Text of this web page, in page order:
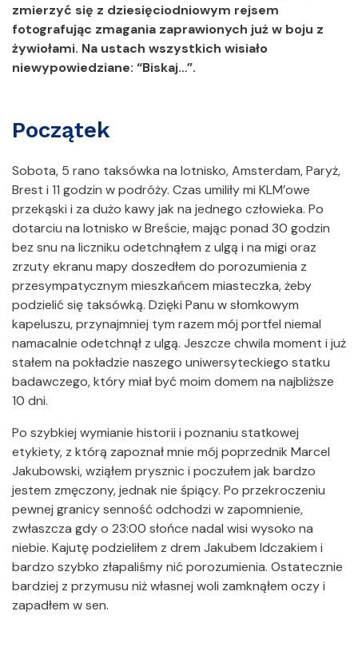
zmierzyć się z dziesięciodniowym rejsem
fotografując zmagania zaprawionych już w boju z
żywiołami. Na ustach wszystkich wisiało
niewypowiedziane: “Biskaj…”.
Początek
Sobota, 5 rano taksówka na lotnisko, Amsterdam, Paryż,
Brest i 11 godzin w podróży. Czas umiliły mi KLM’owe
przekąski i za dużo kawy jak na jednego człowieka. Po
dotarciu na lotnisko w Breście, mając ponad 30 godzin
bez snu na liczniku odetchnąłem z ulgą i na migi oraz
zrzuty ekranu mapy doszedłem do porozumienia z
przesympatycznym mieszkańcem miasteczka, żeby
podzielić się taksówką. Dzięki Panu w słomkowym
kapeluszu, przynajmniej tym razem mój portfel niemal
namacalnie odetchnął z ulgą. Jeszcze chwila moment i już
stałem na pokładzie naszego uniwersyteckiego statku
badawczego, który miał być moim domem na najbliższe
10 dni.
Po szybkiej wymianie historii i poznaniu statkowej
etykiety, z którą zapoznał mnie mój poprzednik Marcel
Jakubowski, wziąłem prysznic i poczułem jak bardzo
jestem zmęczony, jednak nie śpiący. Po przekroczeniu
pewnej granicy senność odchodzi w zapomnienie,
zwłaszcza gdy o 23:00 słońce nadal wisi wysoko na
niebie. Kajutę podzieliłem z drem Jakubem Idczakiem i
bardzo szybko złapaliśmy nić porozumienia. Ostatecznie
bardziej z przymusu niż własnej woli zamknąłem oczy i
zapadłem w sen.